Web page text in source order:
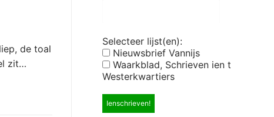
de toal
zit…
Selecteer lijst(en):
Nieuwsbrief Vannijs
Waarkblad, Schrieven ien t
Westerkwartiers